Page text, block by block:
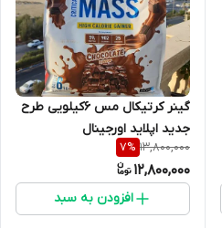
گینر کرتیکال مس ۶کیلویی طرح
جدید اپلاید اورجینال
13,800,000
7%
12,800,000
افزودن به سبد